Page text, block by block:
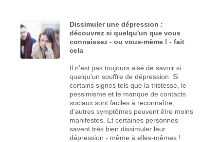
Dissimuler une dépression :
découvrez si quelqu'un que vous
connaissez - ou vous-même ! - fait
cela
Il n'est pas toujours aisé de savoir si
quelqu'un souffre de dépression. Si
certains signes tels que la tristesse, le
pessimisme et le manque de contacts
sociaux sont faciles à reconnaître,
d'autres symptômes peuvent être moins
manifestes. Et certaines personnes
savent très bien dissimuler leur
dépression - même à elles-mêmes !